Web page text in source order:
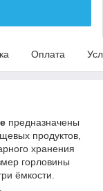
Оплата
предназначены
продуктов,
хранения
горловины
ёмкости.